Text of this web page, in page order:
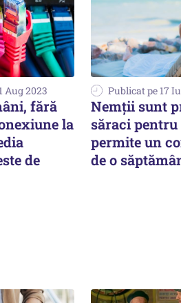
Aug 2023
fără
la
de
Publicat pe 17
Nemţii sunt
săraci pentru
permite un
de o